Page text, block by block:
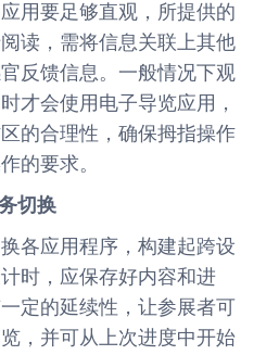
用要足够直观，所提供的
读，需将信息关联上其他
反馈信息。一般情况下观
才会使用电子导览应用，
的合理性，确保拇指操作
的要求。
切换
各应用程序，构建起跨设
时，应保存好内容和进
定的延续性，让参展者可
，并可从上次进度中开始